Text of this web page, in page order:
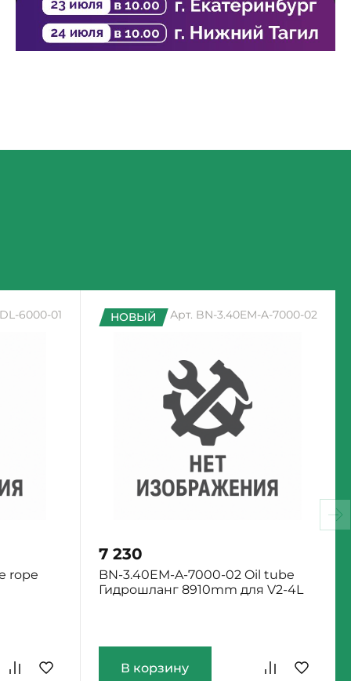
6000-01
rope
Арт. BN-3.40EM-A-7000-02
НОВЫЙ
7 230
BN-3.40EM-A-7000-02 Oil tube
Гидрошланг 8910mm для V2-4L
В корзину